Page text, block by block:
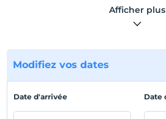
rétrécit, on a envie de fuir la foule.
port sûr, chaleureux, sûr et calme,
moments, nous vous avons
et paisibles de Setenönü avec le
de Kayseri, dont la restauration est
La danse de l'histoire et de la
Afficher plus
Modifiez vos dates
Date d'arrivée Date